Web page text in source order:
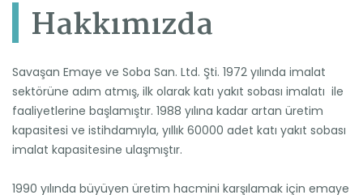
Vizyon & Misyon
Kalite
Fuarlar
Haberler
Videolar
Hakkımızda
Savaşan Emaye ve Soba San. Ltd. Şti. 1972 yılında imalat
sektörüne adım atmış, ilk olarak katı yakıt sobası imalatı ile
faaliyetlerine başlamıştır. 1988 yılına kadar artan üretim
kapasitesi ve istihdamıyla, yıllık 60000 adet katı yakıt sobası
imalat kapasitesine ulaşmıştır.
1990 yılında büyüyen üretim hacmini karşılamak için emaye